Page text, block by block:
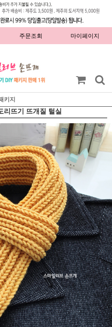
주문조회 마이페이지
키지
뜨기 뜨개질 털실